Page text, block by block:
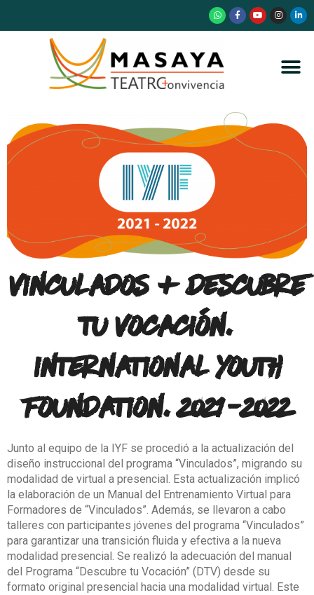
Vinculados + Descubre
tu vocación.
International Youth
Foundation. 2021-2022
Junto al equipo de la IYF se procedió a la actualización del
diseño instruccional del programa “Vinculados”, migrando su
modalidad de virtual a presencial. Esta actualización implicó
la elaboración de un Manual del Entrenamiento Virtual para
Formadores de “Vinculados”. Además, se llevaron a cabo
talleres con participantes jóvenes del programa “Vinculados”
para garantizar una transición fluida y efectiva a la nueva
modalidad presencial. Se realizó la adecuación del manual
del Programa “Descubre tu Vocación” (DTV) desde su
formato original presencial hacia una modalidad virtual. Este